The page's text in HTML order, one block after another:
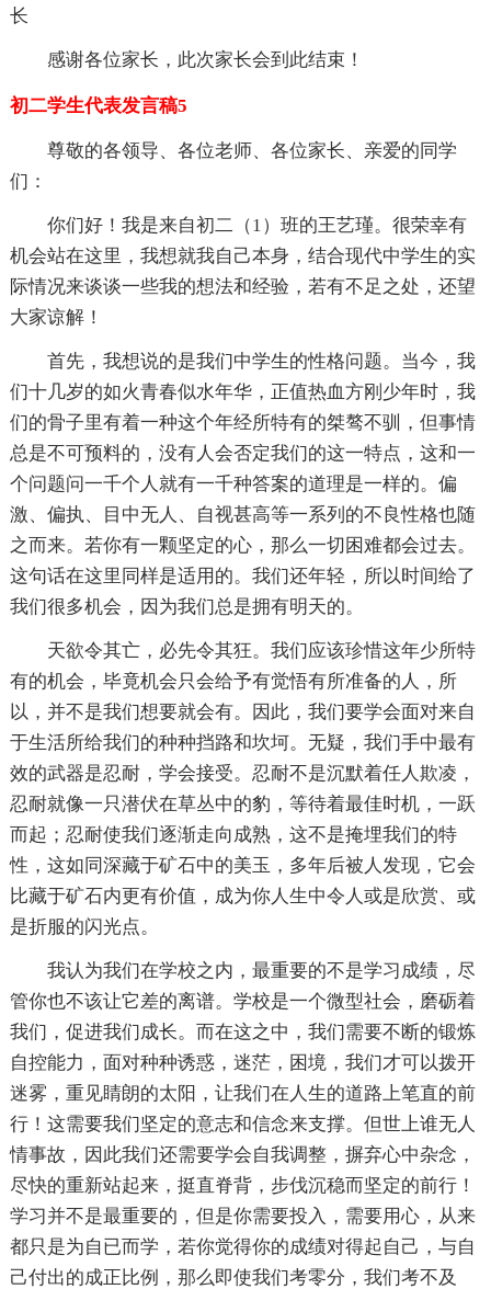
长
感谢各位家长，此次家长会到此结束！
初二学生代表发言稿5
尊敬的各领导、各位老师、各位家长、亲爱的同学
们：
你们好！我是来自初二（1）班的王艺瑾。很荣幸有
机会站在这里，我想就我自己本身，结合现代中学生的实
际情况来谈谈一些我的想法和经验，若有不足之处，还望
大家谅解！
首先，我想说的是我们中学生的性格问题。当今，我
们十几岁的如火青春似水年华，正值热血方刚少年时，我
们的骨子里有着一种这个年经所特有的桀骜不驯，但事情
总是不可预料的，没有人会否定我们的这一特点，这和一
个问题问一千个人就有一千种答案的道理是一样的。偏
激、偏执、目中无人、自视甚高等一系列的不良性格也随
之而来。若你有一颗坚定的心，那么一切困难都会过去。
这句话在这里同样是适用的。我们还年轻，所以时间给了
我们很多机会，因为我们总是拥有明天的。
天欲令其亡，必先令其狂。我们应该珍惜这年少所特
有的机会，毕竟机会只会给予有觉悟有所准备的人，所
以，并不是我们想要就会有。因此，我们要学会面对来自
于生活所给我们的种种挡路和坎坷。无疑，我们手中最有
效的武器是忍耐，学会接受。忍耐不是沉默着任人欺凌，
忍耐就像一只潜伏在草丛中的豹，等待着最佳时机，一跃
而起；忍耐使我们逐渐走向成熟，这不是掩埋我们的特
性，这如同深藏于矿石中的美玉，多年后被人发现，它会
比藏于矿石内更有价值，成为你人生中令人或是欣赏、或
是折服的闪光点。
我认为我们在学校之内，最重要的不是学习成绩，尽
管你也不该让它差的离谱。学校是一个微型社会，磨砺着
我们，促进我们成长。而在这之中，我们需要不断的锻炼
自控能力，面对种种诱惑，迷茫，困境，我们才可以拨开
迷雾，重见睛朗的太阳，让我们在人生的道路上笔直的前
行！这需要我们坚定的意志和信念来支撑。但世上谁无人
情事故，因此我们还需要学会自我调整，摒弃心中杂念，
尽快的重新站起来，挺直脊背，步伐沉稳而坚定的前行！
学习并不是最重要的，但是你需要投入，需要用心，从来
都只是为自已而学，若你觉得你的成绩对得起自己，与自
己付出的成正比例，那么即使我们考零分，我们考不及